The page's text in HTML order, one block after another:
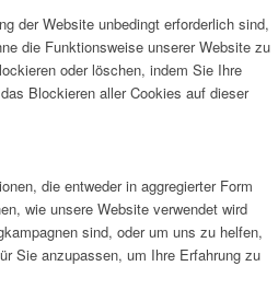
der Website unbedingt erforderlich sind,
die Funktionsweise unserer Website zu
oder löschen, indem Sie Ihre
Blockieren aller Cookies auf dieser
die entweder in aggregierter Form
wie unsere Website verwendet wird
sind, oder um uns zu helfen,
Sie anzupassen, um Ihre Erfahrung zu